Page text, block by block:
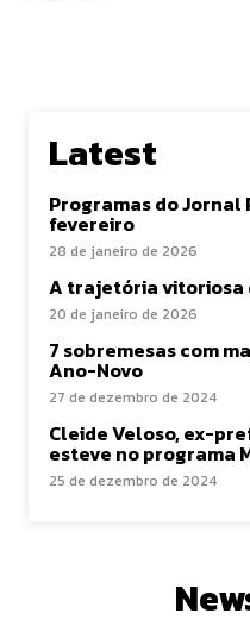
Latest
Programas do
fevereiro
28 de janeiro de 2026
A trajetória vitoriosa
20 de janeiro de 2026
7 sobremesas com
Ano-Novo
27 de dezembro de 2024
Cleide Veloso, ex-
esteve no programa
25 de dezembro de 2024